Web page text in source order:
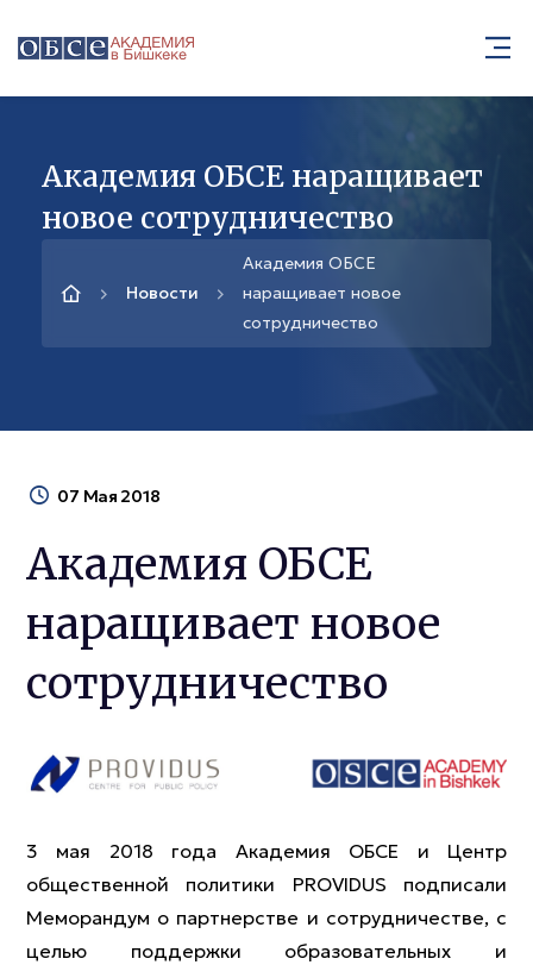
Академия ОБСЕ наращивает
новое сотрудничество
Новости
Академия ОБСЕ
наращивает новое
сотрудничество
07 Мая 2018
Академия ОБСЕ
наращивает новое
сотрудничество
3 мая 2018 года Академия ОБСЕ и Центр
общественной политики PROVIDUS подписали
Меморандум о партнерстве и сотрудничестве, с
целью поддержки образовательных и